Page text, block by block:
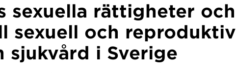
sexuella rättigheter och
sexuell och reproduktiv
sjukvård i Sverige